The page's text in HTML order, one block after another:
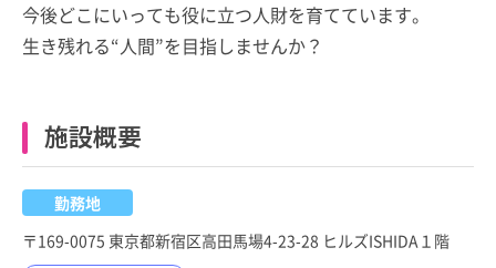
今後どこにいっても役に立つ人財を育てています。
​生き残れる“人間”を目指しませんか？
施設概要
勤務地
〒169-0075 東京都新宿区高田馬場4-23-28 ヒルズISHIDA１階